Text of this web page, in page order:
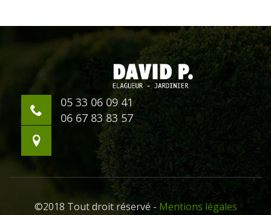
05 33 06 09 41
06 67 83 83 57
©2018 Tout droit réservé - Mentions légales